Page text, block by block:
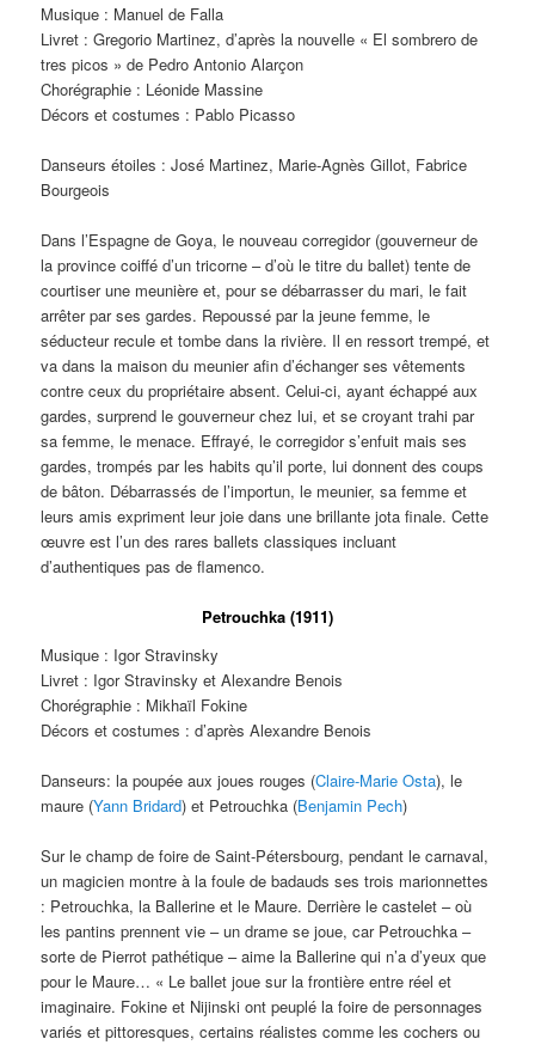
Musique : Manuel de Falla
Livret : Gregorio Martinez, d’après la nouvelle « El sombrero de
tres picos » de Pedro Antonio Alarçon
Chorégraphie : Léonide Massine
Décors et costumes : Pablo Picasso
Danseurs étoiles : José Martinez, Marie-Agnès Gillot, Fabrice
Bourgeois
Dans l’Espagne de Goya, le nouveau corregidor (gouverneur de
la province coiffé d’un tricorne – d’où le titre du ballet) tente de
courtiser une meunière et, pour se débarrasser du mari, le fait
arrêter par ses gardes. Repoussé par la jeune femme, le
séducteur recule et tombe dans la rivière. Il en ressort trempé, et
va dans la maison du meunier afin d’échanger ses vêtements
contre ceux du propriétaire absent. Celui-ci, ayant échappé aux
gardes, surprend le gouverneur chez lui, et se croyant trahi par
sa femme, le menace. Effrayé, le corregidor s’enfuit mais ses
gardes, trompés par les habits qu’il porte, lui donnent des coups
de bâton. Débarrassés de l’importun, le meunier, sa femme et
leurs amis expriment leur joie dans une brillante jota finale. Cette
œuvre est l’un des rares ballets classiques incluant
d’authentiques pas de flamenco.
Petrouchka (1911)
Musique : Igor Stravinsky
Livret : Igor Stravinsky et Alexandre Benois
Chorégraphie : Mikhaïl Fokine
Décors et costumes : d’après Alexandre Benois
Danseurs: la poupée aux joues rouges (Claire-Marie Osta), le
maure (Yann Bridard) et Petrouchka (Benjamin Pech)
Sur le champ de foire de Saint-Pétersbourg, pendant le carnaval,
un magicien montre à la foule de badauds ses trois marionnettes
: Petrouchka, la Ballerine et le Maure. Derrière le castelet – où
les pantins prennent vie – un drame se joue, car Petrouchka –
sorte de Pierrot pathétique – aime la Ballerine qui n’a d’yeux que
pour le Maure… « Le ballet joue sur la frontière entre réel et
imaginaire. Fokine et Nijinski ont peuplé la foire de personnages
variés et pittoresques, certains réalistes comme les cochers ou